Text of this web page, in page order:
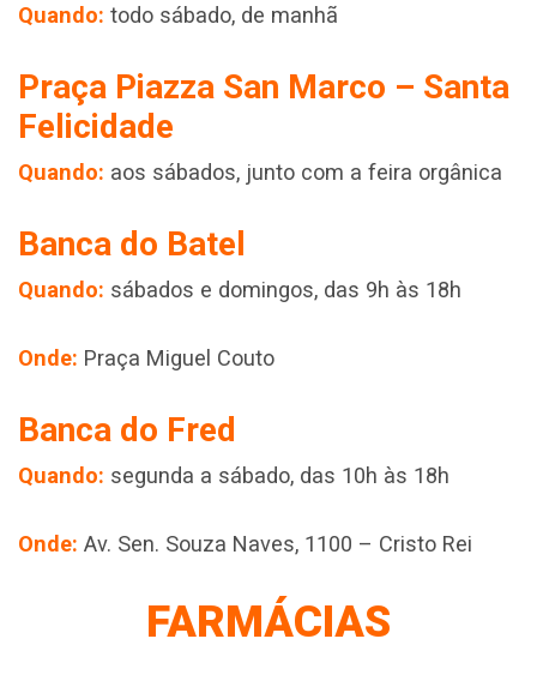
Quando: todo sábado, de manhã
Praça Piazza San Marco – Santa
Felicidade
Quando: aos sábados, junto com a feira orgânica
Banca do Batel
Quando: sábados e domingos, das 9h às 18h
Onde: Praça Miguel Couto
Banca do Fred
Quando: segunda a sábado, das 10h às 18h
Onde: Av. Sen. Souza Naves, 1100 – Cristo Rei
FARMÁCIAS